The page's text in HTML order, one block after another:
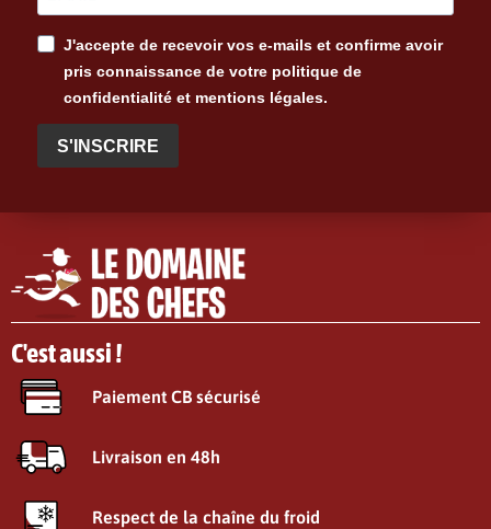
J'accepte de recevoir vos e-mails et confirme avoir
pris connaissance de votre politique de
confidentialité et mentions légales.
S'INSCRIRE
C'est aussi !
Paiement CB sécurisé
Livraison en 48h
Respect de la chaîne du froid